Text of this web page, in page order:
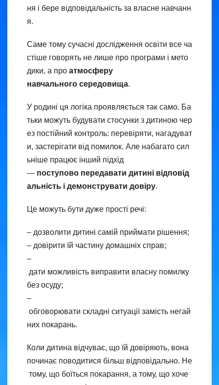
ня і бере відповідальність за власне навчанн
я.
Саме тому сучасні дослідження освіти все ча
стіше говорять не лише про програми і мето
дики, а про атмосферу
навчального середовища.
У родині ця логіка проявляється так само. Ба
тьки можуть будувати стосунки з дитиною чер
ез постійний контроль: перевіряти, нагадуват
и, застерігати від помилок. Але набагато сил
ьніше працює інший підхід
— поступово передавати дитині відповід
альність і демонструвати довіру.
Це можуть бути дуже прості речі:
– дозволити дитині самій приймати рішення;
– довірити їй частину домашніх справ;
–
дати можливість виправити власну помилку
без осуду;
–
обговорювати складні ситуації замість негай
них покарань.
Коли дитина відчуває, що їй довіряють, вона
починає поводитися більш відповідально. Не
тому, що боїться покарання, а тому, що хоче